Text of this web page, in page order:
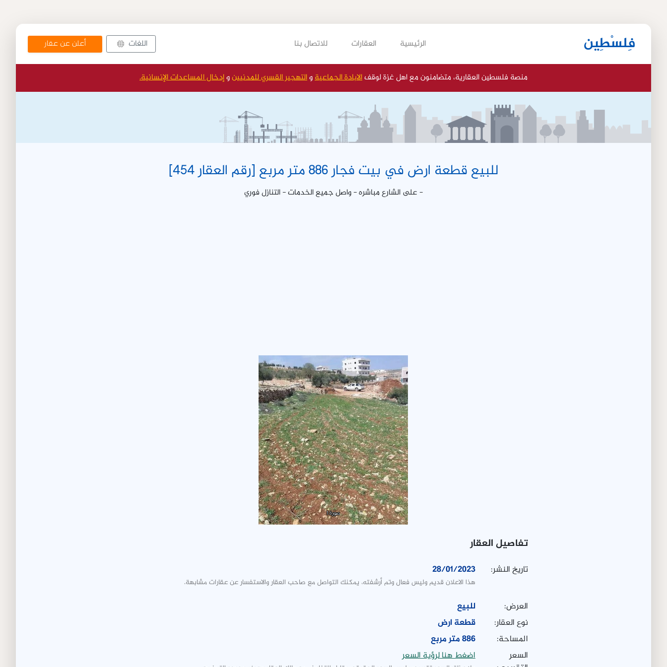
فِلسْطِين الرئيسية العقارات للاتصال بنا اللغات أعلن عن عقار
منصة فلسطين العقارية، متضامنون مع اهل غزة لوقفالابادة الجماعيةوالتهجير القسري للمدنيينوإدخال المساعدات الإنسانية.
للبيع قطعة ارض في بيت فجار 886 متر مربع [رقم العقار 454]
- على الشارع مباشره - واصل جميع الخدمات - التنازل فوري
صورة 1
تفاصيل العقار
تاريخ النشر: 28/01/2023
هذا الاعلان قديم وليس فعال وتم أرشفته، يمكنك التواصل مع صاحب العقار والاستفسار عن عقارات مشابهة.
العرض:
للبيع
نوع العقار:
قطعة ارض
المساحة:
886 متر مربع
السعر
اضغط هنا لرؤية السعر